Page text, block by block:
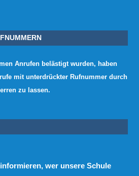
Anrufen belästigt wurden, haben
mit unterdrückter Rufnummer durch
zu lassen.
wer unsere Schule